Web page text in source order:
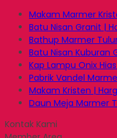
Makam Marmer
Batu Nisan Granit |
Bathup Marmer
Batu Nisan Kuburan
Kap Lampu Onix
Pabrik Vandel
Makam Kristen |
Daun Meja Marmer
Kontak Kami